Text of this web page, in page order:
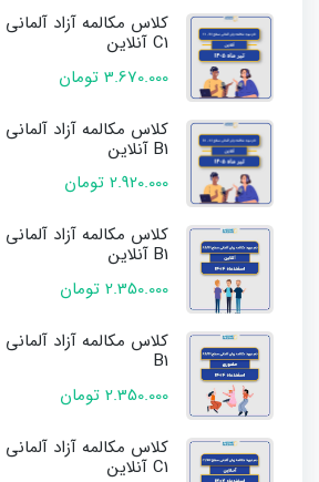
C1 آنلاین
3.670.000 تومان
B1 آنلاین
2.920.000 تومان
B1 آنلاین
2.350.000 تومان
B1
2.350.000 تومان
C1 آنلاین